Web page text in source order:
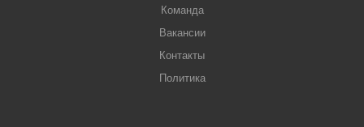
Команда
Вакансии
Контакты
Политика